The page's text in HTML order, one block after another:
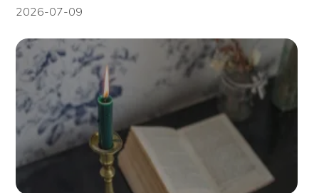
2026-07-09